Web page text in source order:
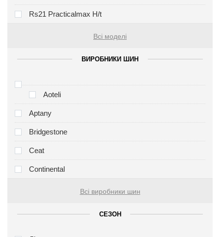
Rs21 Practicalmax H/t
Всі моделі
ВИРОБНИКИ ШИН
Aoteli
Aptany
Bridgestone
Ceat
Continental
Всі виробники шин
СЕЗОН